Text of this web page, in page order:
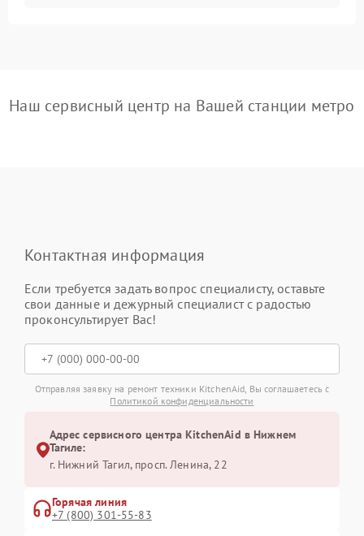
Наш сервисный центр на Вашей станции метро
Контактная информация
Если требуется задать вопрос специалисту, оставьте
свои данные и дежурный специалист с радостью
проконсультирует Вас!
Отправляя заявку на ремонт техники KitchenAid, Вы соглашаетесь с
Политикой конфиденциальности
Адрес сервисного центра KitchenAid в Нижнем
Тагиле:
г. Нижний Тагил, просп. Ленина, 22
Горячая линия
+7 (800) 301-55-83